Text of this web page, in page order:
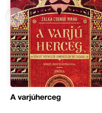
A varjúherceg